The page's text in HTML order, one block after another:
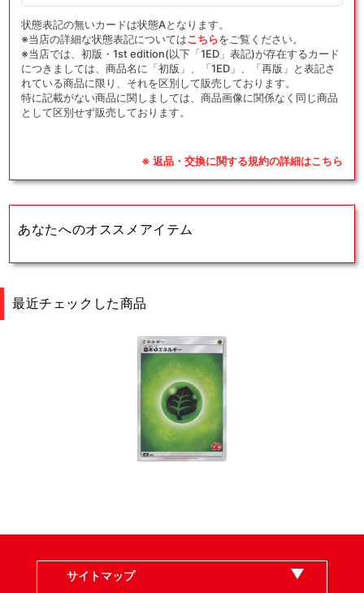
ネ
ル
ギ
ー}
〈GRA〉
[SML]
を
減
ら
す
ネ
ル
ギ
ー}
〈GRA〉
[SML]
を
増
や
状態表記の無いカードは状態Aとなります。
※当店の詳細な状態表記についてはこちらをご覧ください。
※当店では、初版・1st edition(以下「1ED」表記)が存在するカード
につきましては、商品名に「初版」、「1ED」、「再版」と表記さ
れている商品に限り、それを区別して販売しております。
特に記載がない商品に関しましては、商品画像に関係なく同じ商品
として区別せず販売しております。
※ 返品・交換に関する規約の詳細はこちら
あなたへのオススメアイテム
最近チェックした商品
サイトマップ